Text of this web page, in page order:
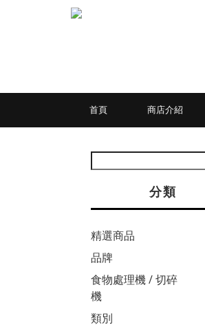
首頁 商店介紹
分類
精選商品
品牌
食物處理機 / 切碎
機
類別